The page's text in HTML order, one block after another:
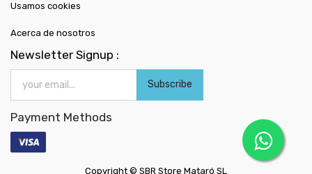
Usamos cookies
Acerca de nosotros
Newsletter Signup :
Subscribe
Payment Methods
Copyright © SBR Store Mataró SL